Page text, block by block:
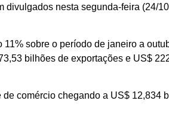
divulgados nesta segunda-feira (24/
sobre o período de janeiro a
bilhões de exportações e US$
comércio chegando a US$ 12,834